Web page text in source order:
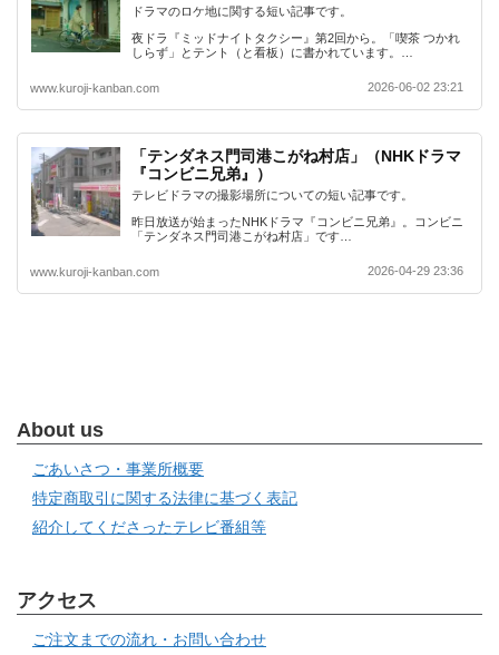
ドラマのロケ地に関する短い記事です。
夜ドラ『ミッドナイトタクシー』第2回から。「喫茶 つかれ
しらず」とテント（と看板）に書かれています。…
www.kuroji-kanban.com 2026-06-02 23:21
「テンダネス門司港こがね村店」（NHKドラマ
『コンビニ兄弟』）
テレビドラマの撮影場所についての短い記事です。
昨日放送が始まったNHKドラマ『コンビニ兄弟』。コンビニ
「テンダネス門司港こがね村店」です…
www.kuroji-kanban.com 2026-04-29 23:36
About us
ごあいさつ・事業所概要
特定商取引に関する法律に基づく表記
紹介してくださったテレビ番組等
アクセス
ご注文までの流れ・お問い合わせ